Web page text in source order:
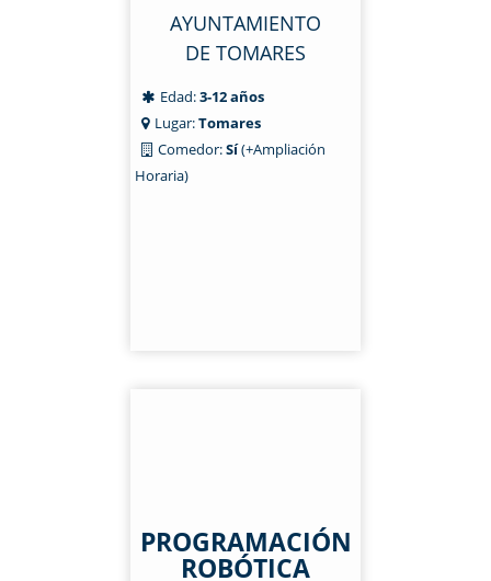
AYUNTAMIENTO
DE TOMARES
Edad:3-12 años
Lugar:Tomares
Comedor:Sí(+Ampliación
Horaria)
PROGRAMACIÓN
ROBÓTICA